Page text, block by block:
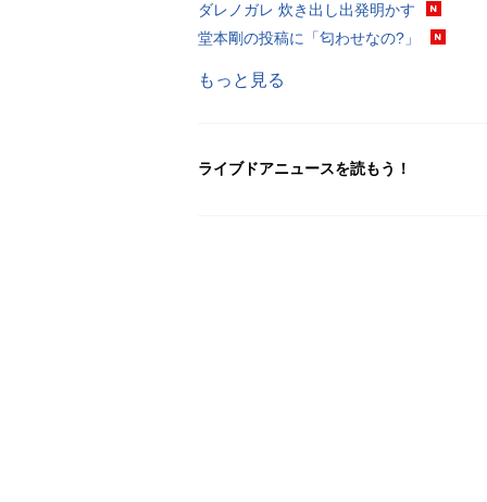
ダレノガレ 炊き出し出発明かす
堂本剛の投稿に「匂わせなの?」
もっと見る
ライブドアニュースを読もう！